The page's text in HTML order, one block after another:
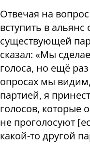
Отвечая на
вступить в альянс
существующей
сказал: «Мы
голоса, но ещё
опросах мы видим,
партией, я
голосов, которые
не проголосуют
какой-то другой